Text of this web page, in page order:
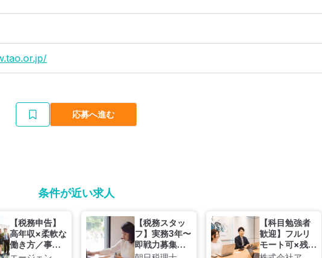
応募へ進む
条件が近い求人
【税務申告】
高年収×柔軟な
働き方／事業
承継案件や富
【税務スタッ
フ】実務3年〜
即戦力募集◆
実績500万〜
【科目勉強者
歓迎】フルリ
モート可×残業
月10～15時間